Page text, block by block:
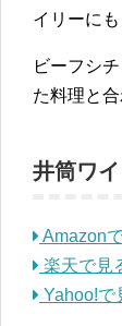
イリーにも
ビーフシ
た料理と
井筒ワ
Amazon
楽天で見
Yahoo!で